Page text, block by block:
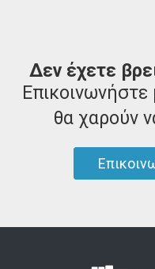
Δεν έχετε
Επικοινωνήστε
θα χαρούν